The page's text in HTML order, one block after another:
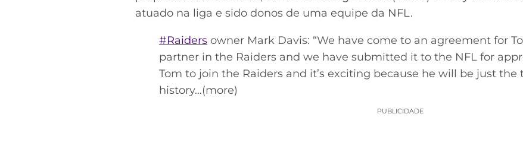
atuado na liga e sido donos de uma equipe da NFL.
#Raiders owner Mark Davis: “We have come to an agreement for
partner in the Raiders and we have submitted it to the NFL for
Tom to join the Raiders and it’s exciting because he will be just
history…(more)
PUBLICIDADE